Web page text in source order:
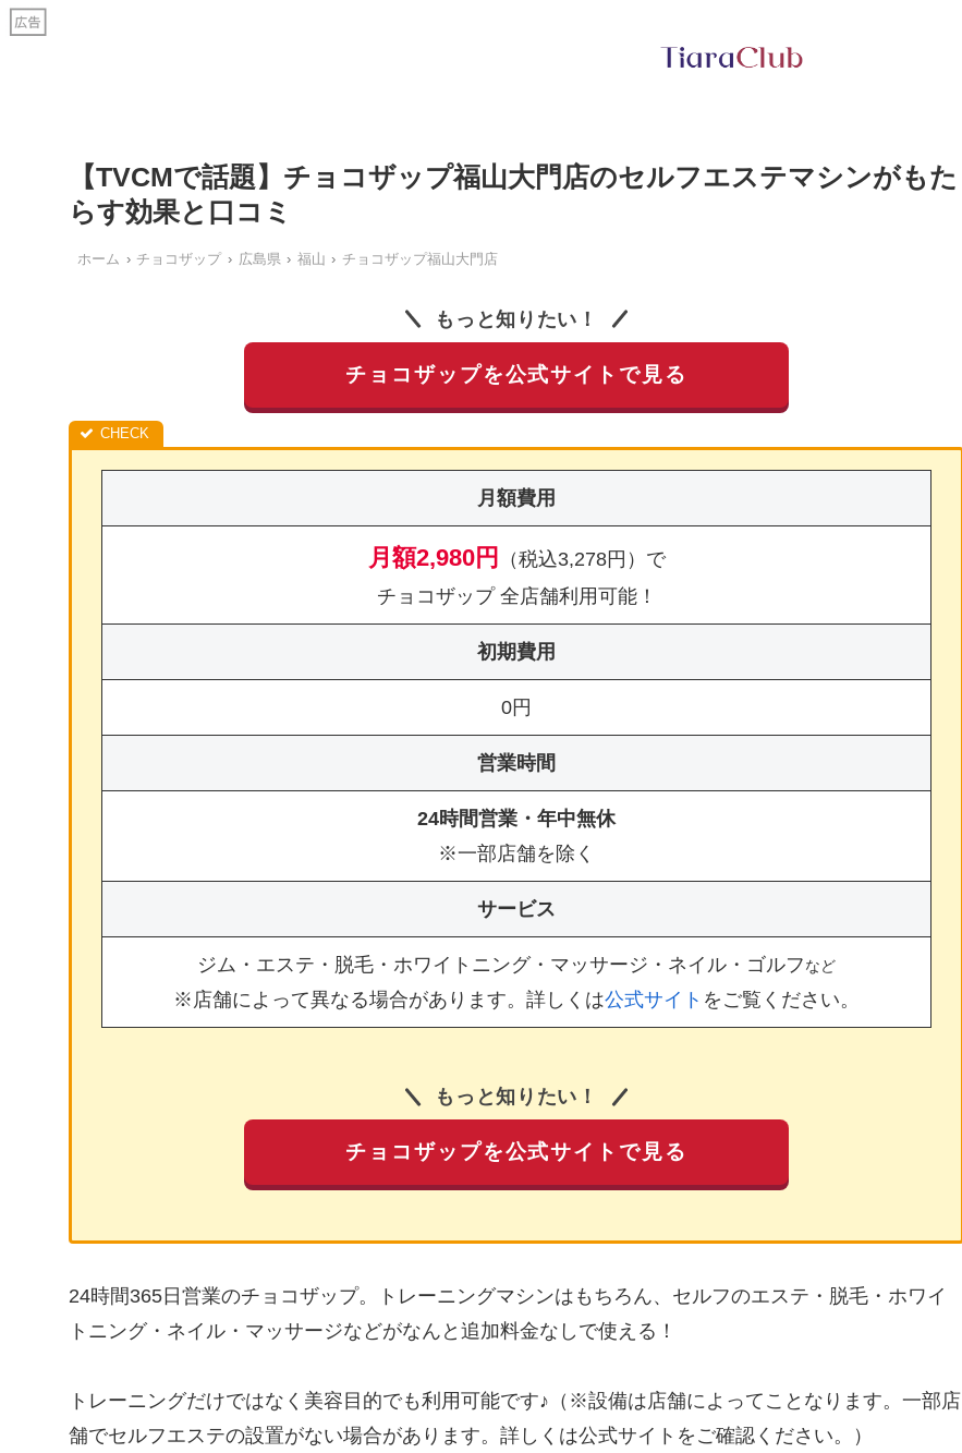
【TVCMで話題】チョコザップ福山大門店のセルフエステマシンがもた
らす効果と口コミ
ホーム チョコザップ 広島県 福山 チョコザップ福山大門店
もっと知りたい！
チョコザップを公式サイトで見る
月額費用
月額2,980円
（税込3,278円）で
チョコザップ 全店舗利用可能！
初期費用
0円
営業時間
24時間営業・年中無休
※一部店舗を除く
サービス
ジム・エステ・脱毛・ホワイトニング・マッサージ・ネイル・ゴルフなど
※店舗によって異なる場合があります。詳しくは公式サイト をご覧ください。
もっと知りたい！
チョコザップを公式サイトで見る
24時間365日営業のチョコザップ。トレーニングマシンはもちろん、セルフのエステ・脱毛・ホワイ
トニング・ネイル・マッサージなどがなんと追加料金なしで使える！
トレーニングだけではなく美容目的でも利用可能です♪（※設備は店舗によってことなります。一部店
舗でセルフエステの設置がない場合があります。詳しくは公式サイトをご確認ください。）